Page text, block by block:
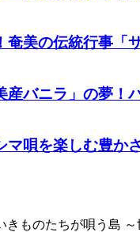
奄美の伝統行事「
産バニラ」の夢！
マ唄を楽しむ豊か
きものたちが唄う島